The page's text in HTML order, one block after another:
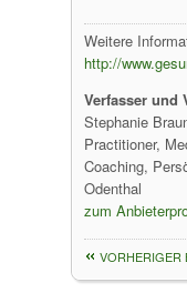
Weitere
http://
Verfasser und
Stephanie
Practitioner,
Coaching,
Odenthal
zum
VORHERIGER